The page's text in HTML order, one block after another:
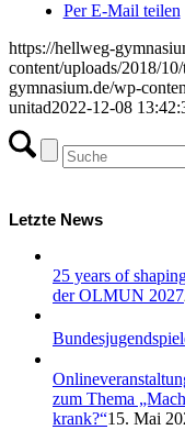
Per E-Mail teilen
https://hellweg-
content/uploads/2018/
gymnasium.de/wp-
unitad2022-12-08
Letzte News
25 years of
der OLMUN 2027
zum Thema
krank?“15. Mai